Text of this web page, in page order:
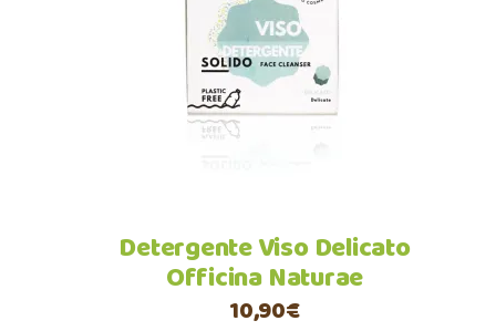
Leggi tutto
Detergente Viso Delicato
Officina Naturae
10,90€